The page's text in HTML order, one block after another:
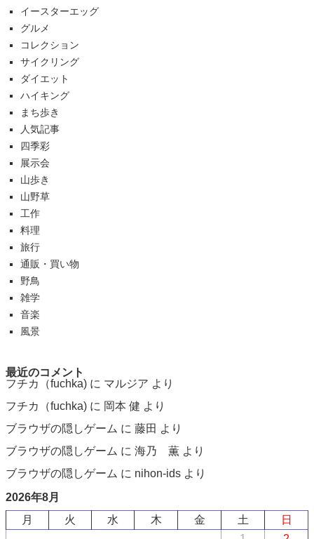
イースターエッグ
グルメ
コレクション
サイクリング
ダイエット
ハイキング
まち歩き
人気記事
四季彩
展示会
山歩き
山野草
工作
料理
旅行
通販・買い物
野鳥
雑学
音楽
風景
最近のコメント
フチカ（fuchka) に マルジア より
フチカ（fuchka) に 岡本 健 より
ブラウザの隠しゲーム に 藤田 より
ブラウザの隠しゲーム に 海乃 薫 より
ブラウザの隠しゲーム に nihon-ids より
2026年8月
月
火 水 木 金 土
日